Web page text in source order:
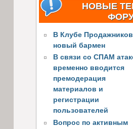
НОВЫЕ
В Клубе Продажников
новый бармен
В связи со СПАМ
временно вводится
премодерация
материалов и
регистрации
пользователей
Вопрос по активным